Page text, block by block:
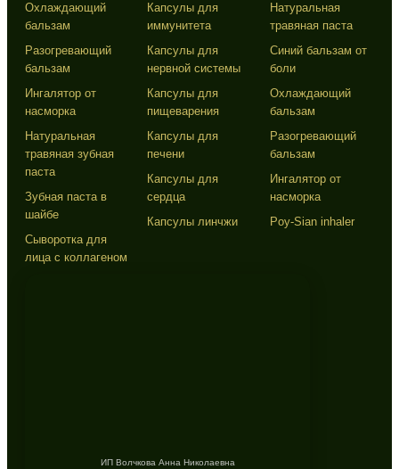
Охлаждающий
бальзам
Разогревающий
бальзам
Ингалятор от
насморка
Натуральная
травяная зубная
паста
Зубная паста в
шайбе
Сыворотка для
лица с коллагеном
Капсулы для
иммунитета
Капсулы для
нервной системы
Капсулы для
пищеварения
Капсулы для
печени
Капсулы для
сердца
Капсулы линчжи
Натуральная
травяная паста
Синий бальзам от
боли
Охлаждающий
бальзам
Разогревающий
бальзам
Ингалятор от
насморка
Poy-Sian inhaler
ИП Волчкова Анна Николаевна